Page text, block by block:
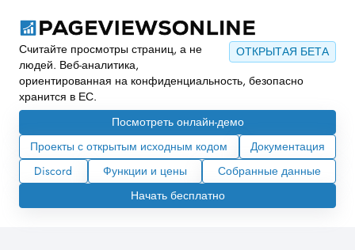
ОТКРЫТАЯ БЕТА
Считайте просмотры страниц, а не
людей. Веб-аналитика,
ориентированная на конфиденциальность, безопасно
хранится в ЕС.
Посмотреть онлайн-демо
Проекты с открытым исходным кодом
Документация
Discord
Функции и цены
Собранные данные
Начать бесплатно